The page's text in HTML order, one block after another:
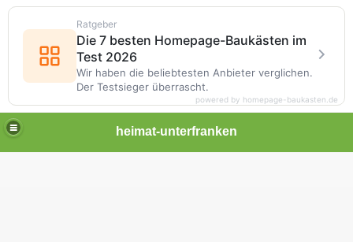
heimat-unterfranken
Ratgeber
Die 7 besten Homepage-Baukästen im
Test 2026
Wir haben die beliebtesten Anbieter verglichen.
Der Testsieger überrascht.
powered by homepage-baukasten.de